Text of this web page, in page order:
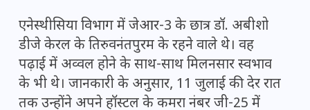
एनेस्थीसिया विभाग में जेआर-3 के छात्र डॉ. अबीशो
डीजे केरल के तिरुवनंतपुरम के रहने वाले थे। वह
पढ़ाई में अव्वल होने के साथ-साथ मिलनसार स्वभाव
के भी थे। जानकारी के अनुसार, 11 जुलाई की देर रात
तक उन्होंने अपने हॉस्टल के कमरा नंबर जी-25 में